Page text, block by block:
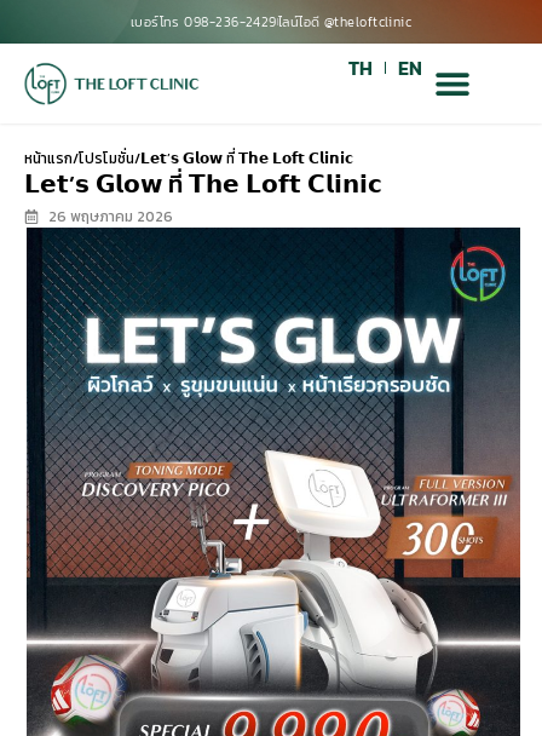
เบอร์โทร 098-236-2429ไลน์ไอดี @theloftclinic
TH EN
หน้าแรก/โปรโมชั่น/𝗟𝗲𝘁’𝘀 𝗚𝗹𝗼𝘄 ที่ 𝗧𝗵𝗲 𝗟𝗼𝗳𝘁 𝗖𝗹𝗶𝗻𝗶𝗰
𝗟𝗲𝘁’𝘀 𝗚𝗹𝗼𝘄 ที่ 𝗧𝗵𝗲 𝗟𝗼𝗳𝘁 𝗖𝗹𝗶𝗻𝗶𝗰
26 พฤษภาคม 2026